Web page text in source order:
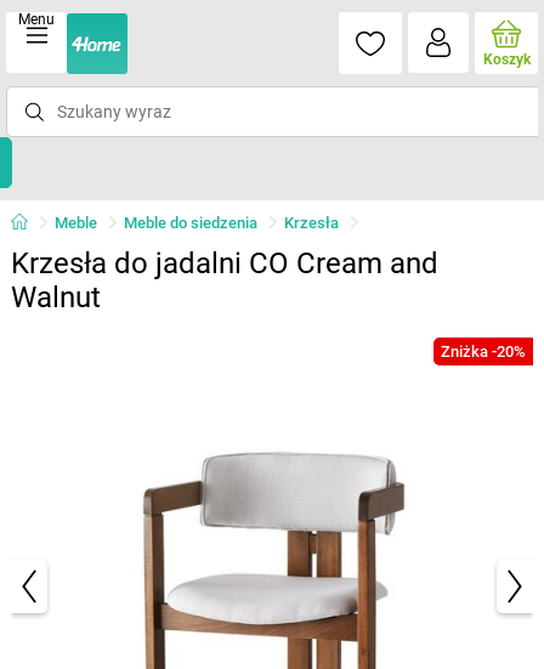
Menu
Koszyk
Meble Meble do siedzenia Krzesła
Krzesła do jadalni CO Cream and
Walnut
Zniżka -20%